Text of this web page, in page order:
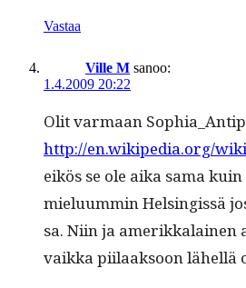
Vastaa
Ville M sanoo:
1.4.2009 20:22
Olit var­maan
http://en.wikipedia.org/
eikös se ole aika sama
mielu­um­min Helsingis­sä
sa. Niin ja amerikkalainen
vaik­ka piilaak­soon lähel­lä